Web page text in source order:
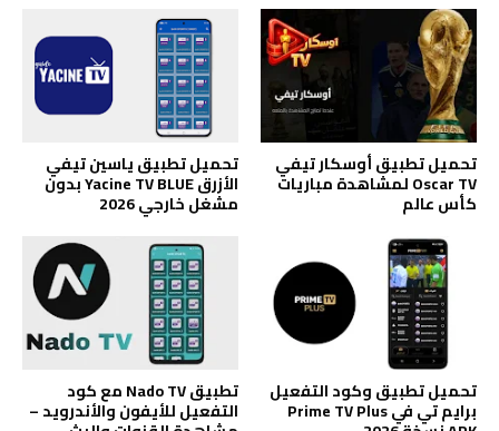
تحميل تطبيق أوسكار تيفي
Oscar TV لمشاهدة مباريات
كأس عالم
تحميل تطبيق ياسين تيفي
الأزرق Yacine TV BLUE بدون
مشغل خارجي 2026
تحميل تطبيق وكود التفعيل
برايم تي في Prime TV Plus
تطبيق Nado TV مع كود
التفعيل للأيفون والأندرويد –